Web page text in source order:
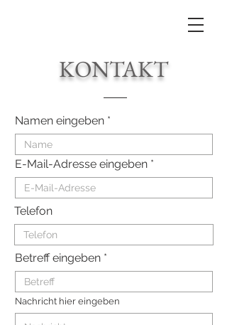
KONTAKT
Namen eingeben
E-Mail-Adresse eingeben
Telefon
Betreff eingeben
Nachricht hier eingeben